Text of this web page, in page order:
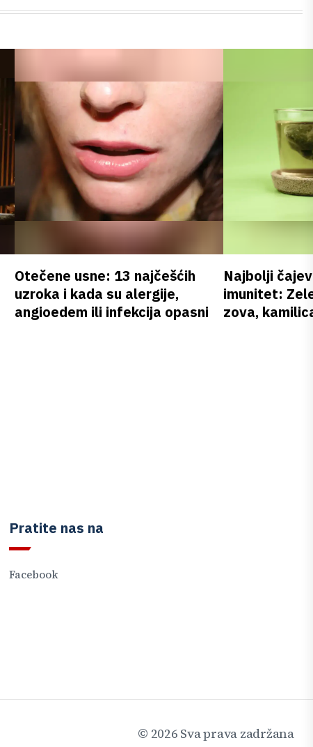
Otečene usne: 13 najčešćih
uzroka i kada su alergije,
angioedem ili infekcija opasni
Najbolji
imunitet:
zova,
Pratite nas na
Facebook
© 2026 Sva prava zadržana